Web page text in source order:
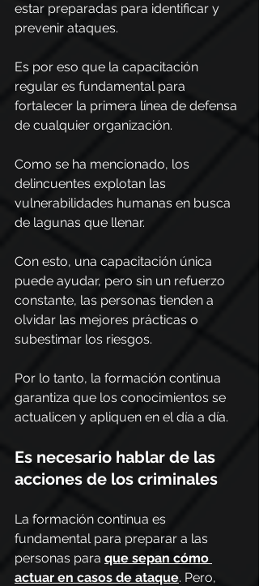
estar preparadas para identificar y
prevenir ataques.
Es por eso que la capacitación
regular es fundamental para
fortalecer la primera línea de defensa
de cualquier organización.
Como se ha mencionado, los
delincuentes explotan las
vulnerabilidades humanas en busca
de lagunas que llenar.
Con esto, una capacitación única
puede ayudar, pero sin un refuerzo
constante, las personas tienden a
olvidar las mejores prácticas o
subestimar los riesgos.
Por lo tanto, la formación continua
garantiza que los conocimientos se
actualicen y apliquen en el día a día.
Es necesario hablar de las
acciones de los criminales
La formación continua es
fundamental para preparar a las
personas para que sepan cómo
actuar en casos de ataque. Pero,